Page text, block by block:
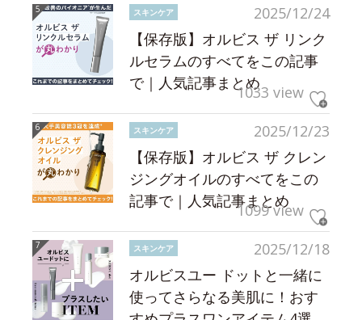
2025/12/24
スキンケア
【保存版】オルビス ザ リンク
ルセラムのすべてをこの記事
で｜人気記事まとめ1033 view
2025/12/23
スキンケア
【保存版】オルビス ザ クレン
ジングオイルのすべてをこの
記事で｜人気記事まとめ
1099 view
2025/12/18
スキンケア
オルビスユー ドットと一緒に
使ってさらなる美肌に！おす